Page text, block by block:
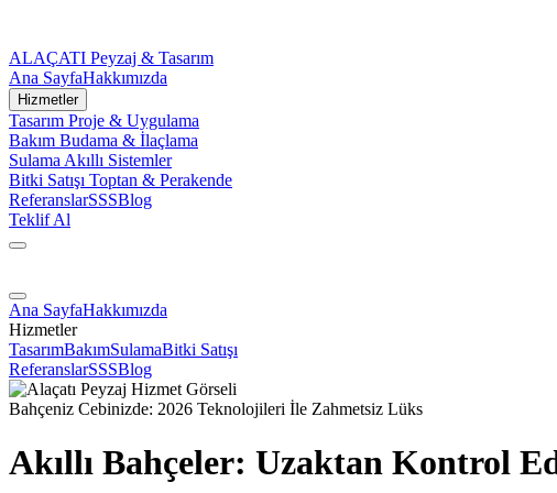
ALAÇATI Peyzaj & Tasarım
Ana SayfaHakkımızda
Hizmetler
Tasarım Proje & Uygulama
Bakım Budama & İlaçlama
Sulama Akıllı Sistemler
Bitki Satışı Toptan & Perakende
ReferanslarSSSBlog
Teklif Al
Ana SayfaHakkımızda
Hizmetler
TasarımBakımSulamaBitki Satışı
ReferanslarSSSBlog
Bahçeniz Cebinizde: 2026 Teknolojileri İle Zahmetsiz Lüks
Akıllı Bahçeler: Uzaktan Kontrol